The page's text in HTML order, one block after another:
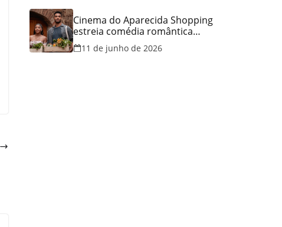
Cinema do Aparecida Shopping
estreia comédia romântica
ambientada na Itália, hoje e
lança promoção para o Dia dos
11 de junho de 2026